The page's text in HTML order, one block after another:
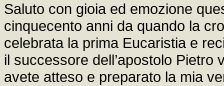
Saluto con gioia ed emozione
cinquecento anni da quando la
celebrata la prima Eucaristia e
il successore dell’apostolo
avete atteso e preparato la mia